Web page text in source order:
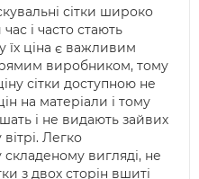
сітки широко
і часто стають
їх ціна є важливим
виробником, тому
сітки доступною не
на матеріали і тому
і не видають зайвих
Легко
складеному вигляді, не
з двох сторін вшиті